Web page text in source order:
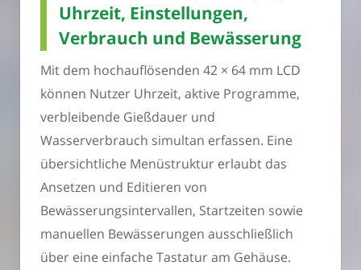
Uhrzeit, Einstellungen,
Verbrauch und Bewässerung
Mit dem hochauflösenden 42 × 64 mm LCD
können Nutzer Uhrzeit, aktive Programme,
verbleibende Gießdauer und
Wasserverbrauch simultan erfassen. Eine
übersichtliche Menüstruktur erlaubt das
Ansetzen und Editieren von
Bewässerungsintervallen, Startzeiten sowie
manuellen Bewässerungen ausschließlich
über eine einfache Tastatur am Gehäuse.